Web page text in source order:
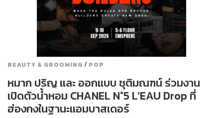
BEAUTY & GROOMING / POP
หมาก ปริญ และ ออกแบบ ชุติมณฑน์ ร่วมงาน
เปิดตัวน้ำหอม CHANEL N°5 L’EAU Drop ที่
ฮ่องกงในฐานะแอมบาสเดอร์